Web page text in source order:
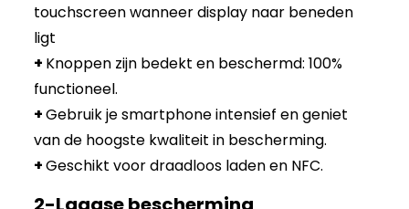
touchscreen wanneer display naar beneden
ligt
+ Knoppen zijn bedekt en beschermd: 100%
functioneel.
+Gebruik je smartphone intensief en geniet
van de hoogste kwaliteit in bescherming.
+Geschikt voor draadloos laden en NFC.